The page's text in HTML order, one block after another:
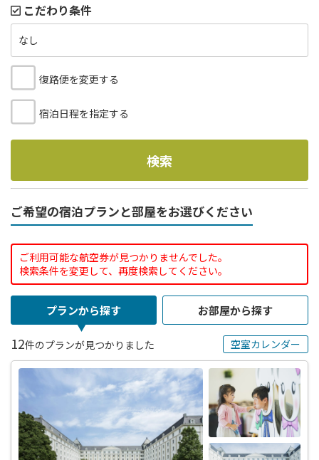
こだわり条件
なし
復路便を変更する
宿泊日程を指定する
検索
ご希望の宿泊プランと部屋をお選びください
ご利用可能な航空券が見つかりませんでした。
検索条件を変更して、再度検索してください。
プランから探す お部屋から探す
12件のプランが見つかりました 空室カレンダー